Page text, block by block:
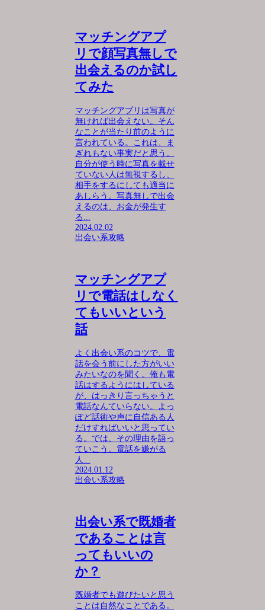
マッチングアプ
リで顔写真無しで
出会えるのか試し
てみた
マッチングアプリは写真が
無ければ出会えない。そん
なことが当たり前のように
言われている。これは、ま
ぎれもない事実だと思う。
自分が使う時に写真を載せ
ていない人は無視するし、
相手をするにしても適当に
あしらう。写真無しで出会
えるのは、お金が発生す
る...
2024.02.02
出会い系攻略
マッチングアプ
リで電話はしなく
てもいいという
話
よく出会い系のコツで、電
話を会う前にした方がいい
みたいなのを聞く。俺も電
話はするようにはしている
が、はっきり言っちゃうと
電話なんていらない。よっ
ぽど話術や声に自信ある人
だけすればいいと思ってい
る。では、その理由を語っ
ていこう。電話を嫌がる
人...
2024.01.12
出会い系攻略
出会い系で既婚者
であることは言
ってもいいの
か？
既婚者でも遊びたいと思う
ことは自然なことである。